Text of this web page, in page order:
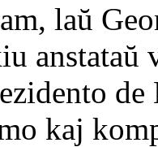
laŭ
anstataŭ
kaj